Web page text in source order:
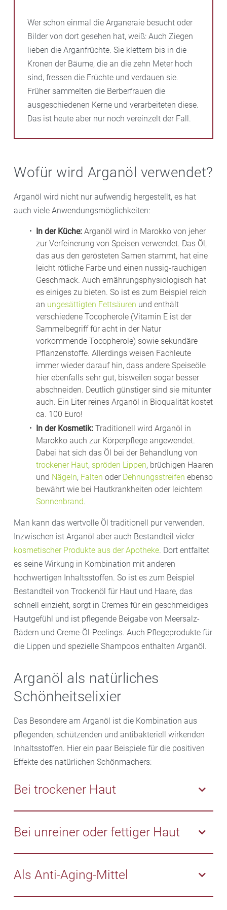
Wer schon einmal die Arganeraie besucht oder
Bilder von dort gesehen hat, weiß: Auch Ziegen
lieben die Arganfrüchte. Sie klettern bis in die
Kronen der Bäume, die an die zehn Meter hoch
sind, fressen die Früchte und verdauen sie.
Früher sammelten die Berberfrauen die
ausgeschiedenen Kerne und verarbeiteten diese.
Das ist heute aber nur noch vereinzelt der Fall.
Wofür wird Arganöl verwendet?
Arganöl wird nicht nur aufwendig hergestellt, es hat
auch viele Anwendungsmöglichkeiten:
In der Küche: Arganöl wird in Marokko von jeher
zur Verfeinerung von Speisen verwendet. Das Öl,
das aus den gerösteten Samen stammt, hat eine
leicht rötliche Farbe und einen nussig-rauchigen
Geschmack. Auch ernährungsphysiologisch hat
es einiges zu bieten. So ist es zum Beispiel reich
an ungesättigten Fettsäuren und enthält
verschiedene Tocopherole (Vitamin E ist der
Sammelbegriff für acht in der Natur
vorkommende Tocopherole) sowie sekundäre
Pflanzenstoffe. Allerdings weisen Fachleute
immer wieder darauf hin, dass andere Speiseöle
hier ebenfalls sehr gut, bisweilen sogar besser
abschneiden. Deutlich günstiger sind sie mitunter
auch. Ein Liter reines Arganöl in Bioqualität kostet
ca. 100 Euro!
In der Kosmetik: Traditionell wird Arganöl in
Marokko auch zur Körperpflege angewendet.
Dabei hat sich das Öl bei der Behandlung von
trockener Haut, spröden Lippen, brüchigen Haaren
und Nägeln, Falten oder Dehnungsstreifen ebenso
bewährt wie bei Hautkrankheiten oder leichtem
Sonnenbrand.
Man kann das wertvolle Öl traditionell pur verwenden.
Inzwischen ist Arganöl aber auch Bestandteil vieler
kosmetischer Produkte aus der Apotheke. Dort entfaltet
es seine Wirkung in Kombination mit anderen
hochwertigen Inhaltsstoffen. So ist es zum Beispiel
Bestandteil von Trockenöl für Haut und Haare, das
schnell einzieht, sorgt in Cremes für ein geschmeidiges
Hautgefühl und ist pflegende Beigabe von Meersalz-
Bädern und Creme-Öl-Peelings. Auch Pflegeprodukte für
die Lippen und spezielle Shampoos enthalten Arganöl.
Arganöl als natürliches
Schönheitselixier
Das Besondere am Arganöl ist die Kombination aus
pflegenden, schützenden und antibakteriell wirkenden
Inhaltsstoffen. Hier ein paar Beispiele für die positiven
Effekte des natürlichen Schönmachers:
Bei trockener Haut
Haut, die altersbedingt oder aufgrund äußerer
Einflüsse zu trocken ist, profitiert vor allem von den
feuchtigkeitserhaltenden Eigenschaften des Arganöls.
Dabei zieht das Öl schnell ein und hinterlässt keinen
Fettfilm auf der Haut.
Bei unreiner oder fettiger Haut
Bei Akne oder unreiner Haut kann das Öl dank seiner
entzündungshemmenden und desinfizierenden
Wirkstoffe ebenfalls helfen. Zudem ist Arganöl
nachweislich nicht komedogen. Das heißt: Es
Als Anti-Aging-Mittel
Arganöl enthält neben Vitamin-E-Verbindungen und